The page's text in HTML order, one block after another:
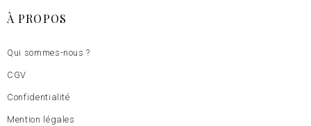
À PROPOS
Qui sommes-nous ?
CGV
Confidentialité
Mention légales